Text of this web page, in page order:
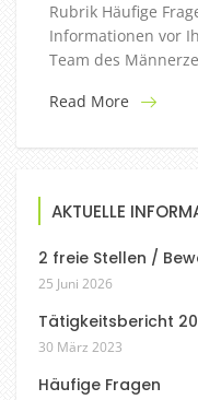
Rubrik Häufige
Informationen vor
Team des
Read More
AKTUELLE
2 freie Stellen /
25 Juni 2026
Tätigkeitsbericht
30 März 2023
Häufige Fragen